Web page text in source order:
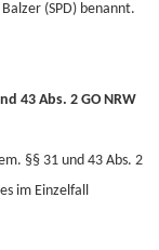
(SPD) benannt.
43 Abs. 2 GO NRW
§§ 31 und 43 Abs. 2
im Einzelfall